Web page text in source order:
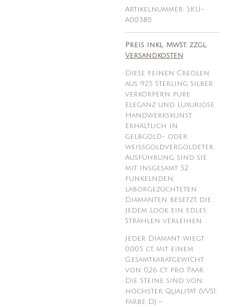
Artikelnummer: SKU-
A00380
Preis inkl. MwSt. zzgl.
Versandkosten
Diese feinen Creolen
aus 925 Sterling Silber
verkörpern pure
Eleganz und luxuriöse
Handwerkskunst.
Erhältlich in
gelbgold- oder
weißgoldvergoldeter
Ausführung, sind sie
mit insgesamt 52
funkelnden,
laborgezüchteten
Diamanten besetzt, die
jedem Look ein edles
Strahlen verleihen.
Jeder Diamant wiegt
0,005 ct, mit einem
Gesamtkaratgewicht
von 0,26 ct pro Paar.
Die Steine sind von
höchster Qualität (VVS1,
Farbe D) –